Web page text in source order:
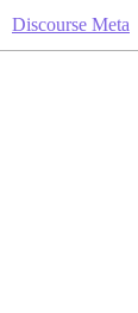
Discourse Meta